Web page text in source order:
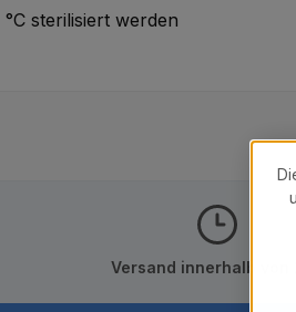
sterilisiert werden
Versand innerhalb von